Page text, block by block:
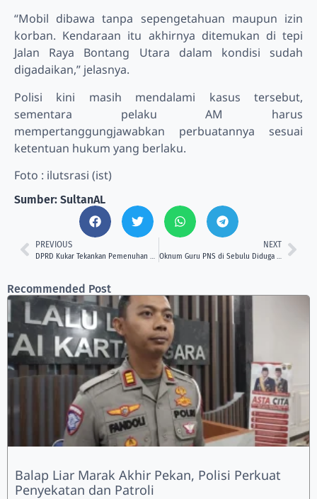
“Mobil dibawa tanpa sepengetahuan maupun izin
korban. Kendaraan itu akhirnya ditemukan di tepi
Jalan Raya Bontang Utara dalam kondisi sudah
digadaikan,” jelasnya.
Polisi kini masih mendalami kasus tersebut,
sementara pelaku AM harus
mempertanggungjawabkan perbuatannya sesuai
ketentuan hukum yang berlaku.
Foto : ilutsrasi (ist)
Sumber: SultanAL
PREVIOUS NEXT
Recommended Post
Balap Liar Marak Akhir Pekan, Polisi Perkuat
Penyekatan dan Patroli